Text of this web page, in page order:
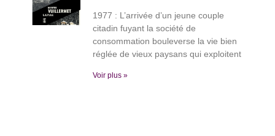
1977 : L’arrivée d’un jeune couple
citadin fuyant la société de
consommation bouleverse la vie bien
réglée de vieux paysans qui exploitent
Voir plus »